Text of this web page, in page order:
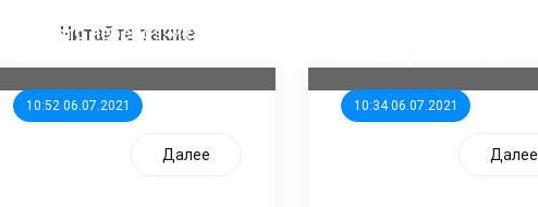
Читайте также
10:52 06.07.2021
единого перевозчика для
Далее
10:34 06.07.2021
Далее